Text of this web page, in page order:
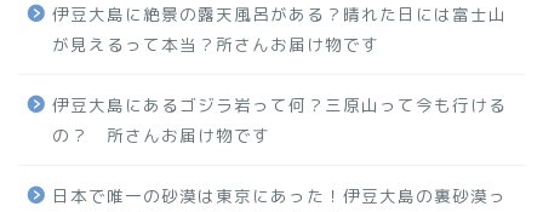
伊豆大島に絶景の露天風呂がある？晴れた日には富士山
が見えるって本当？所さんお届け物です
伊豆大島にあるゴジラ岩って何？三原山って今も行ける
の？ 所さんお届け物です
日本で唯一の砂漠は東京にあった！伊豆大島の裏砂漠っ